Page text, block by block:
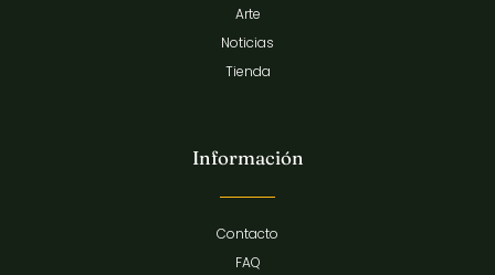
Arte
Noticias
Tienda
Información
Contacto
FAQ